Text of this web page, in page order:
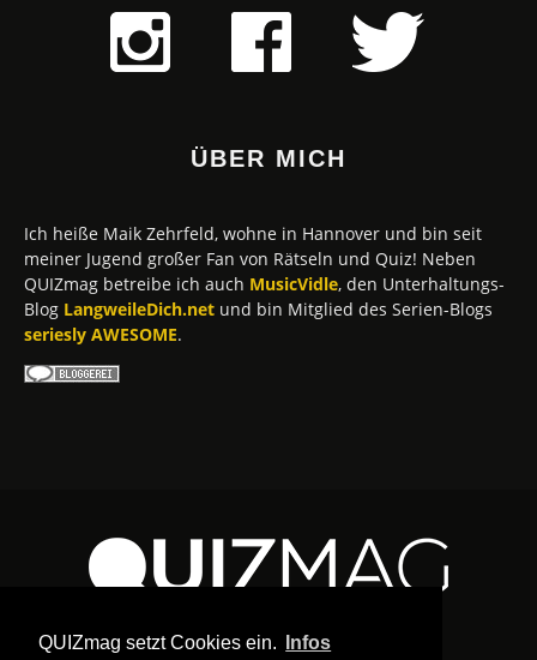
QUIZmag setzt Cookies ein. Infos
ÜBER MICH
Ich heiße Maik Zehrfeld, wohne in Hannover und bin seit
meiner Jugend großer Fan von Rätseln und Quiz! Neben
QUIZmag betreibe ich auch MusicVidle, den Unterhaltungs-
Blog LangweileDich.net und bin Mitglied des Serien-Blogs
seriesly AWESOME.